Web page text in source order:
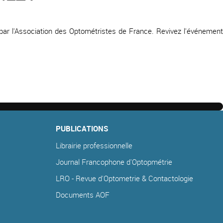
l'Association des Optométristes de France. Revivez l'événement
PUBLICATIONS
Librairie professionnelle
Journal Francophone d'Optopmétrie
LRO - Revue d'Optometrie & Contactologie
Documents AOF